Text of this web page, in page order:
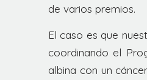
de varios premios.
El caso es que
coordinando el
albina con un